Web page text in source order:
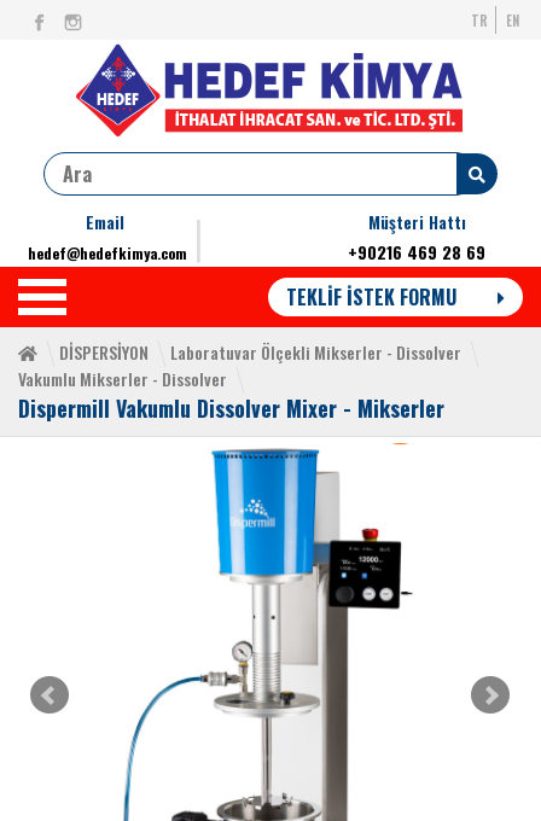
TR EN
Müşteri Hattı
+90216 469 28 69
Email
hedef@hedefkimya.com
TEKLİF İSTEK FORMU
DİSPERSİYON
Laboratuvar Ölçekli Mikserler - Dissolver
Vakumlu Mikserler - Dissolver
Dispermill Vakumlu Dissolver Mixer - Mikserler